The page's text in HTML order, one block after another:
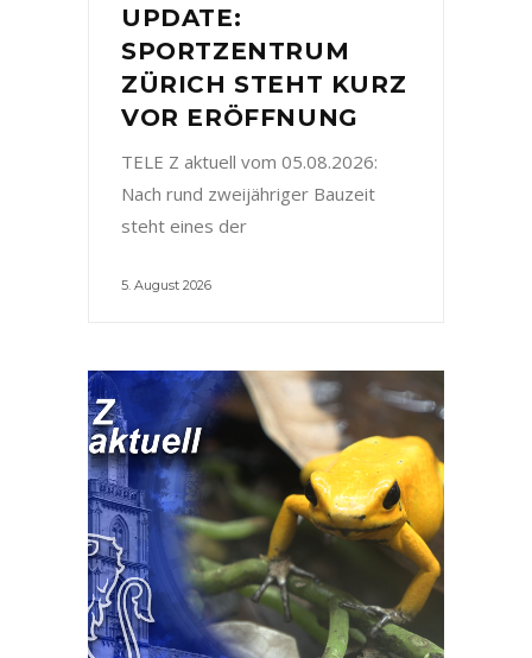
UPDATE:
SPORTZENTRUM
ZÜRICH STEHT KURZ
VOR ERÖFFNUNG
TELE Z aktuell vom 05.08.2026:
Nach rund zweijähriger Bauzeit
steht eines der
5. August 2026